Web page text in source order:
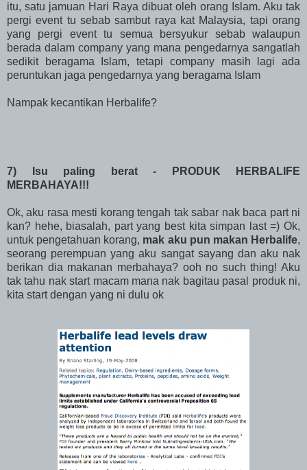
itu, satu jamuan Hari Raya dibuat oleh orang Islam. Aku tak
pergi event tu sebab sambut raya kat Malaysia, tapi orang
yang pergi event tu semua bersyukur sebab walaupun
berada dalam company yang mana pengedarnya sangatlah
sedikit beragama Islam, tetapi company masih lagi ada
peruntukan jaga pengedarnya yang beragama Islam
Nampak kecantikan Herbalife?
7) Isu paling berat - PRODUK HERBALIFE
MERBAHAYA!!!
Ok, aku rasa mesti korang tengah tak sabar nak baca part ni
kan? hehe, biasalah, part yang best kita simpan last =) Ok,
untuk pengetahuan korang, mak aku pun makan Herbalife,
seorang perempuan yang aku sangat sayang dan aku nak
berikan dia makanan merbahaya? ooh no such thing! Aku
tak tahu nak start macam mana nak bagitau pasal produk ni,
kita start dengan yang ni dulu ok